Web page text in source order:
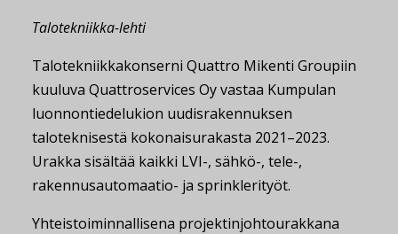
Talotekniikka-lehti
Talotekniikkakonserni Quattro Mikenti Groupiin
kuuluva Quattroservices Oy vastaa Kumpulan
luonnontiedelukion uudisrakennuksen
taloteknisestä kokonaisurakasta 2021–2023.
Urakka sisältää kaikki LVI-, sähkö-, tele-,
rakennusautomaatio- ja sprinklerityöt.
Yhteistoiminnallisena projektinjohtourakkana